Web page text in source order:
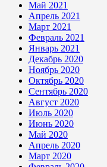
Май 2021
Апрель 2021
Март 2021
Февраль 2021
Январь 2021
Декабрь 2020
Ноябрь 2020
Октябрь 2020
Сентябрь 2020
Август 2020
Июль 2020
Июнь 2020
Май 2020
Апрель 2020
Март 2020